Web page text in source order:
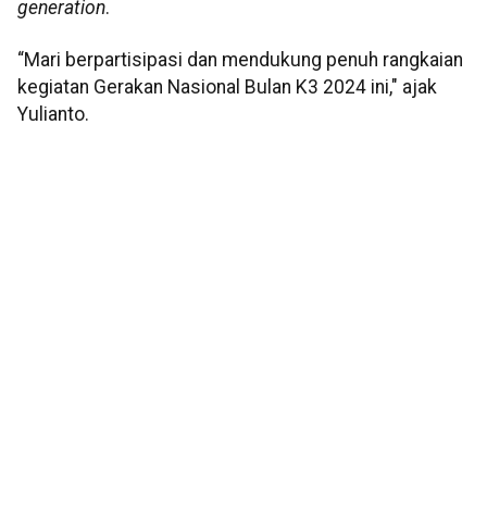
generation.
“Mari berpartisipasi dan mendukung penuh rangkaian
kegiatan Gerakan Nasional Bulan K3 2024 ini," ajak
Yulianto.